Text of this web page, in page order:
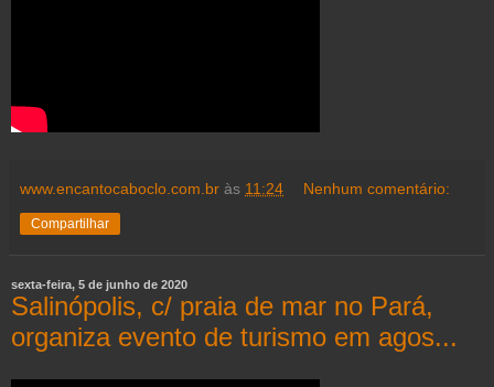
www.encantocaboclo.com.br às 11:24 Nenhum comentário:
Compartilhar
sexta-feira, 5 de junho de 2020
Salinópolis, c/ praia de mar no Pará,
organiza evento de turismo em agos...